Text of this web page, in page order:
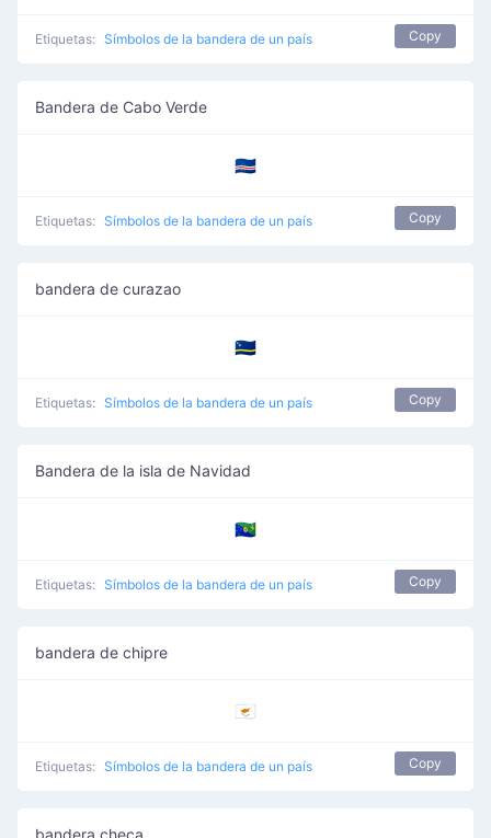
Etiquetas: Símbolos de la bandera de un país Copy
Bandera de Cabo Verde
🇨🇻
Etiquetas: Símbolos de la bandera de un país Copy
bandera de curazao
🇨🇼
Etiquetas: Símbolos de la bandera de un país Copy
Bandera de la isla de Navidad
🇨🇽
Etiquetas: Símbolos de la bandera de un país Copy
bandera de chipre
🇨🇾
Etiquetas: Símbolos de la bandera de un país Copy
bandera checa